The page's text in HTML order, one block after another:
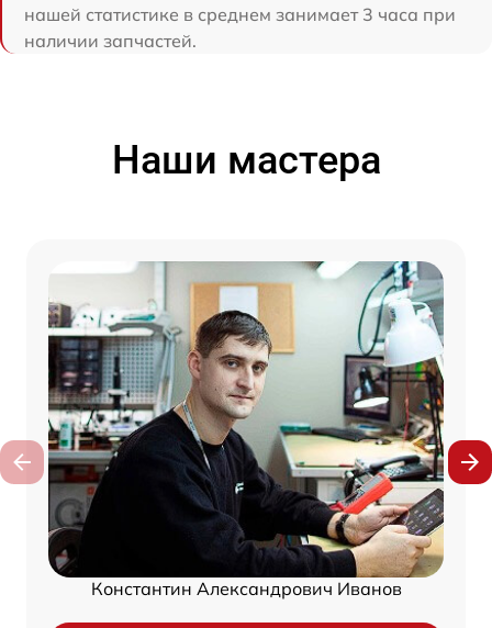
нашей статистике в среднем занимает 3 часа при
наличии запчастей.
Наши мастера
Константин Александрович Иванов